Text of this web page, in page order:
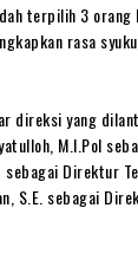
terpilih 3
rasa
direksi yang
M.I.Pol
sebagai Direktur
S.E. sebagai